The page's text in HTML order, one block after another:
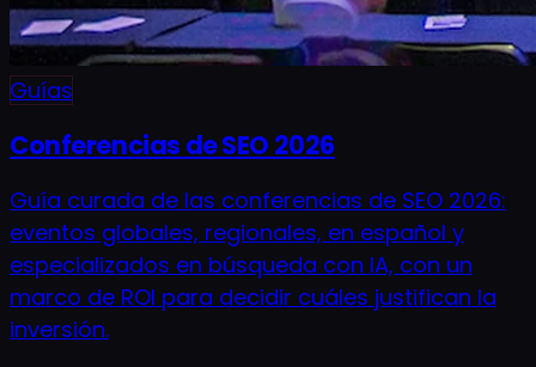
Guías
Conferencias de SEO 2026
Guía curada de las conferencias de SEO 2026:
eventos globales, regionales, en español y
especializados en búsqueda con IA, con un
marco de ROI para decidir cuáles justifican la
inversión.